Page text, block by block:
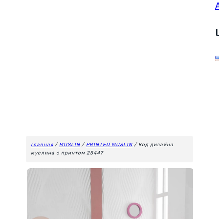
Главная / MUSLIN / PRINTED MUSLIN / Код дизайна
муслина с принтом 25447